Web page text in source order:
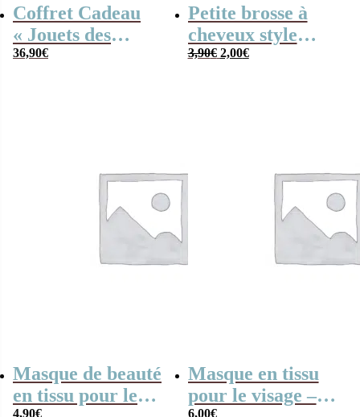
Coffret Cadeau
« Jouets des
années 80 » –
36,90€
Petite brosse à
cheveux style
années 80
3,90€ Le
2,00€Le
Masque de beauté
en tissu pour le
4,90€
Masque en tissu
pour le visage –
6,00€